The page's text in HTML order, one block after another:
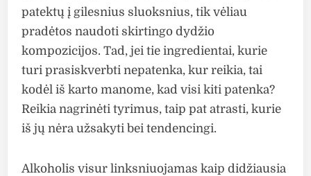
patektų į gilesnius sluoksnius, tik vėliau
pradėtos naudoti skirtingo dydžio
kompozicijos. Tad, jei tie ingredientai, kurie
turi prasiskverbti nepatenka, kur reikia, tai
kodėl iš karto manome, kad visi kiti patenka?
Reikia nagrinėti tyrimus, taip pat atrasti, kurie
iš jų nėra užsakyti bei tendencingi.
Alkoholis visur linksniuojamas kaip didžiausia